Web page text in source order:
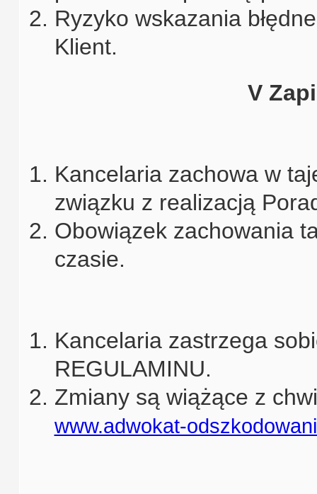
Ryzyko wskazania
Klient.
V
Kancelaria zachowa w
związku z realizacją
Obowiązek zachowania
czasie.
Kancelaria zastrzega
REGULAMINU.
Zmiany są wiążące z
www.adwokat-